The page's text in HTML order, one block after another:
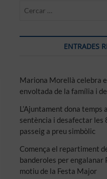
ENTRADES
Mariona Morellà celebra
envoltada de la família i
L’Ajuntament dona temps
sentència i desafectar
passeig a preu simbòlic
Comença el repartiment
banderoles per engalanar
motiu de la Festa Major